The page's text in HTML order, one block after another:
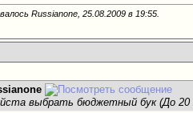
Russianone, 25.08.2009 в 19:55
выбрать бюджетный бук (До 20